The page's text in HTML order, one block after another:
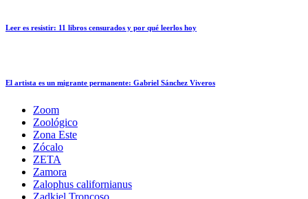
Leer es resistir: 11 libros censurados y por qué leerlos hoy
El artista es un migrante permanente: Gabriel Sánchez Viveros
Zoom
Zoológico
Zona Este
Zócalo
ZETA
Zamora
Zalophus californianus
Zadkiel Troncoso